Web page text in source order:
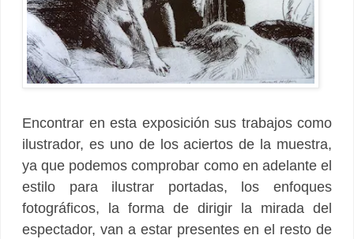
Encontrar en esta exposición sus trabajos como
ilustrador, es uno de los aciertos de la muestra,
ya que podemos comprobar como en adelante el
estilo para ilustrar portadas, los enfoques
fotográficos, la forma de dirigir la mirada del
espectador, van a estar presentes en el resto de